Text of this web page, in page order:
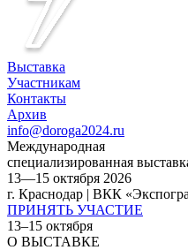
Выставка
Участникам
Контакты
Архив
info@doroga2024.ru
Международная
специализированная
13—15 октября 2026
г. Краснодар | ВКК
ПРИНЯТЬ УЧАСТИЕ
13–15 октября
О ВЫСТАВКЕ